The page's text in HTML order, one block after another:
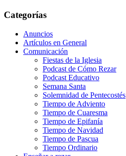
Categorías
Anuncios
Artículos en General
Comunicación
Fiestas de la Iglesia
Podcast de Cómo Rezar
Podcast Educativo
Semana Santa
Solemnidad de Pentecostés
Tiempo de Adviento
Tiempo de Cuaresma
Tiempo de Epifanía
Tiempo de Navidad
Tiempo de Pascua
Tiempo Ordinario